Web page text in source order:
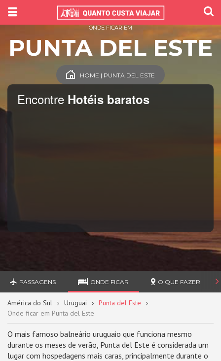
Encontre Hotéis baratos
ONDE FICAR EM
PUNTA DEL ESTE
HOME | PUNTA DEL ESTE
PASSAGENS ONDE FICAR O QUE FAZER
América do Sul Uruguai
Punta del Este
Onde ficar em Punta del Este
O mais famoso balneário uruguaio que funciona mesmo
durante os meses de verão, Punta del Este é considerada um
lugar com hospedagens mais caras, principalmente durante o